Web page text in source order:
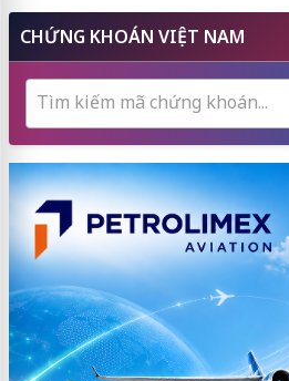
CHỨNG KHOÁN VIỆT NAM
Tìm kiếm mã chứng khoán...